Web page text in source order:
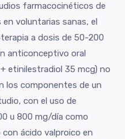
farmacocinéticos de
voluntarias sanas, el
a dosis de 50-200
anticonceptivo oral
etinilestradiol 35 mcg) no
los componentes de un
con el uso de
u 800 mg/día como
ácido valproico en